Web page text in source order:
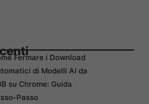
Fermare i Download
di Modelli AI da
su Chrome: Guida
Passo